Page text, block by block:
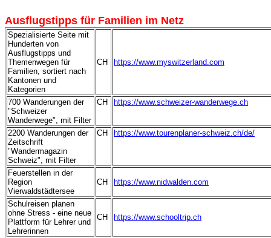
Ausflugstipps für Familien im Netz
Spezialisierte Seite mit
Hunderten von
Ausflugstipps und
Themenwegen für
Familien, sortiert nach
Kantonen und
Kategorien
CH https://www.myswitzerland.com
700 Wanderungen der
"Schweizer
Wanderwege", mit Filter
CH https://www.schweizer-wanderwege.ch
2200 Wanderungen der
Zeitschrift
"Wandermagazin
Schweiz", mit Filter
CH https://www.tourenplaner-schweiz.ch/de/
Feuerstellen in der
Region
Vierwaldstädtersee
CH https://www.nidwalden.com
Schulreisen planen
ohne Stress - eine neue
Plattform für Lehrer und
Lehrerinnen
CH https://www.schooltrip.ch